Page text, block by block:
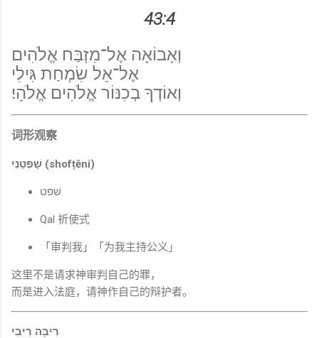
43:4
וְאָבוֹאָה אֶל־מִזְבַּח אֱלֹהִים
אֶל־אֵל שִׂמְחַת גִּילִי
וְאוֹדְךָ בְכִנּוֹר אֱלֹהִים אֱלֹהָי׃
词形观察
שָׁפְטֵנִי (shofṭēni)
שׁפט
Qal 祈使式
「审判我」「为我主持公义」
这里不是请求神审判自己的罪，
而是进入法庭，请神作自己的辩护者。
רִיבָה רִיבִי